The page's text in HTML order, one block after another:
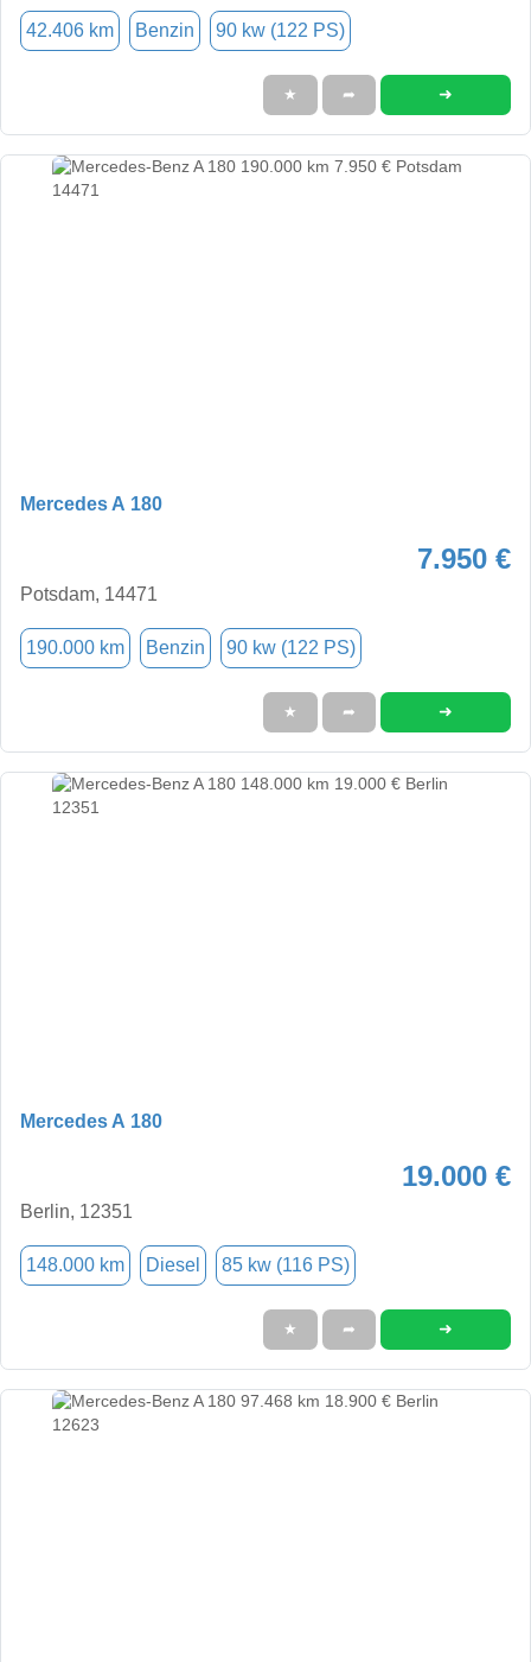
42.406 km Benzin 90 kw (122 PS)
★ ➦ ➜
Mercedes A 180
7.950 €
Potsdam, 14471
190.000 km Benzin 90 kw (122 PS)
★ ➦ ➜
Mercedes A 180
19.000 €
Berlin, 12351
148.000 km Diesel 85 kw (116 PS)
★ ➦ ➜